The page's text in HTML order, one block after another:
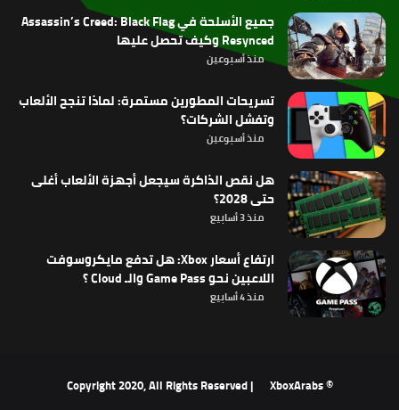
جميع الأسلحة في Assassin’s Creed: Black Flag
Resynced وكيف تحصل عليها
منذ أسبوعين
تسريحات المطورين مستمرة: لماذا تنجح الألعاب
وتفشل الشركات؟
منذ أسبوعين
هل نقص الذاكرة سيجعل أجهزة الألعاب أغلى
حتى 2028؟
منذ 3 أسابيع
ارتفاع أسعار Xbox: هل تدفع مايكروسوفت
اللاعبين نحو Game Pass والـ Cloud ؟
منذ 4 أسابيع
© Copyright 2020, All Rights Reserved |
XboxArabs